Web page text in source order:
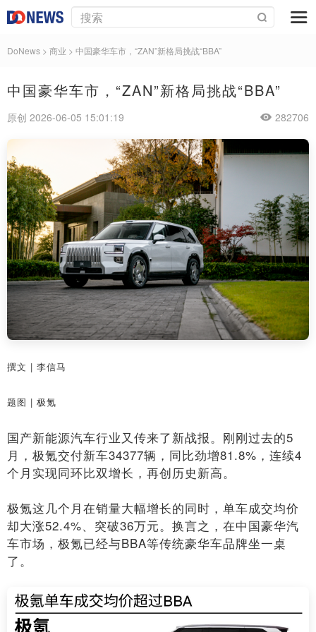
DoNews > 商业 > 中国豪华车市，“ZAN”新格局挑战“BBA”
中国豪华车市，“ZAN”新格局挑战“BBA”
原创 2026-06-05 15:01:19 282706
撰文 | 李信马
题图 | 极氪
国产新能源汽车行业又传来了新战报。刚刚过去的5
月，极氪交付新车34377辆，同比劲增81.8%，连续4
个月实现同环比双增长，再创历史新高。
极氪这几个月在销量大幅增长的同时，单车成交均价
却大涨52.4%、突破36万元。换言之，在中国豪华汽
车市场，极氪已经与BBA等传统豪华车品牌坐一桌
了。